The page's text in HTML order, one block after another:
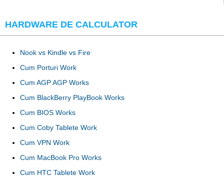
HARDWARE DE CALCULATOR
Nook vs Kindle vs Fire
Cum Porturi Work
Cum AGP AGP Works
Cum BlackBerry PlayBook Works
Cum BIOS Works
Cum Coby Tablete Work
Cum VPN Work
Cum MacBook Pro Works
Cum HTC Tablete Work